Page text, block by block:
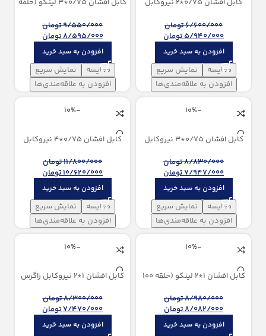
كابل افشان 0/75*2 نیروكابل
6/600/000تومان
5/940/000تومان
افزودن به سبد خرید
مقایسه
نمایش سریع
افزودن به علاقه‌مندی‌ها
كابل افشان 0/75*3 لینکو (حلقه
9/550/000تومان
8/595/000تومان
افزودن به سبد خرید
مقایسه
نمایش سریع
افزودن به علاقه‌مندی‌ها
-10%
كابل افشان 0/75*3 نیروكابل
8/830/000تومان
7/947/000تومان
افزودن به سبد خرید
مقایسه
نمایش سریع
افزودن به علاقه‌مندی‌ها
-10%
كابل افشان 0/75*4 نیروكابل
11/800/000تومان
10/620/000تومان
افزودن به سبد خرید
مقایسه
نمایش سریع
افزودن به علاقه‌مندی‌ها
-10%
كابل افشان 1*2 لینکو (حلقه 100
8/980/000تومان
8/082/000تومان
افزودن به سبد خرید
-10%
كابل افشان 1*2 نیروكابل زاگرس
8/300/000تومان
7/470/000تومان
افزودن به سبد خرید